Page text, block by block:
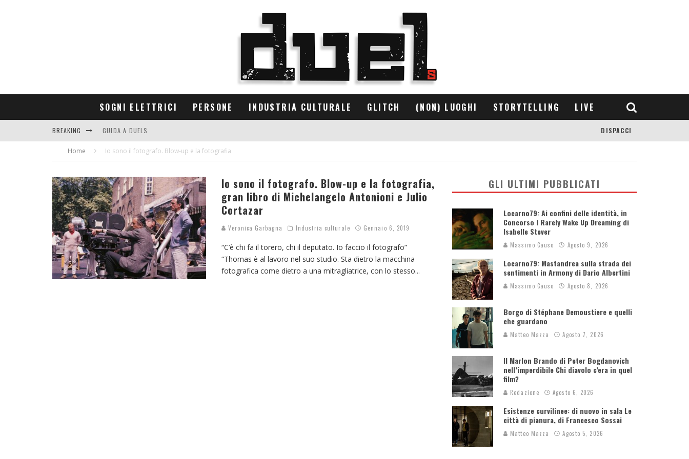
SOGNI ELETTRICI PERSONE INDUSTRIA CULTURALE GLITCH (NON) LUOGHI STORYTELLING LIVE
BREAKING GUIDA A DUELS
CONTRIBUTORS
DISPACCI
Home Io sono il fotografo. Blow-up e la fotografia
Io sono il fotografo. Blow-up e la fotografia,
gran libro di Michelangelo Antonioni e Julio
Cortazar
Veronica Garbagna Industria culturale Gennaio 6, 2019
“C’è chi fa il torero, chi il deputato. Io faccio il fotografo”
“Thomas è al lavoro nel suo studio. Sta dietro la macchina
fotografica come dietro a una mitragliatrice, con lo stesso...
GLI ULTIMI PUBBLICATI
Locarno79: Ai confini delle identità, in
Concorso I Rarely Wake Up Dreaming di
Isabelle Stever
Massimo Causo Agosto 9, 2026
Locarno79: Mastandrea sulla strada dei
sentimenti in Armony di Dario Albertini
Massimo Causo Agosto 8, 2026
Borgo di Stéphane Demoustiere e quelli
che guardano
Matteo Mazza Agosto 7, 2026
Il Marlon Brando di Peter Bogdanovich
nell’imperdibile Chi diavolo c’era in quel
film?
Redazione Agosto 6, 2026
Esistenze curvilinee: di nuovo in sala Le
città di pianura, di Francesco Sossai
Matteo Mazza Agosto 5, 2026